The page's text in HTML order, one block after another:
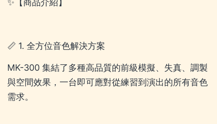
✨【商品介紹】
📏 1. 全方位音色解決方案
MK-300 集結了多種高品質的前級模擬、失真、調製
與空間效果，一台即可應對從練習到演出的所有音色
需求。